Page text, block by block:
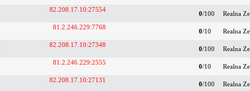
82.208.17.10:27554
0/100 Realna
81.2.246.229:7768
0/10 Realna
82.208.17.10:27348
0/100 Realna
81.2.246.229:2555
0/10 Realna
82.208.17.10:27131
0/100 Realna